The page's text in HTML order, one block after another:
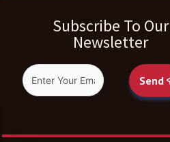
Subscribe To Our
Newsletter
Send